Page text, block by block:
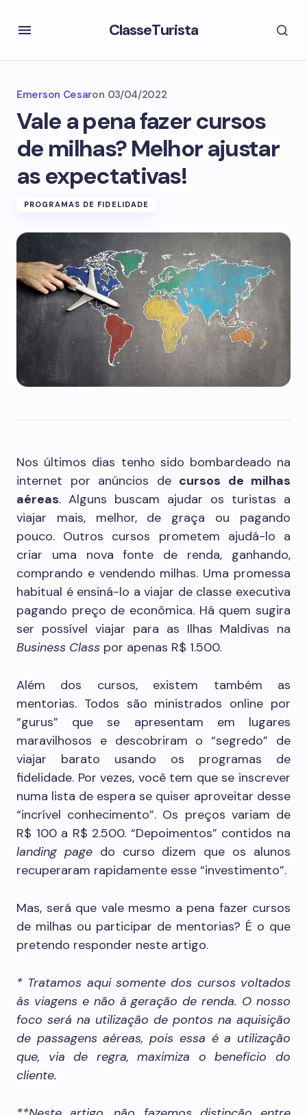
ClasseTurista
Emerson Cesaron 03/04/2022
Vale a pena fazer cursos
de milhas? Melhor ajustar
as expectativas!
PROGRAMAS DE FIDELIDADE
Nos últimos dias tenho sido bombardeado na
internet por anúncios de cursos de milhas
aéreas. Alguns buscam ajudar os turistas a
viajar mais, melhor, de graça ou pagando
pouco. Outros cursos prometem ajudá-lo a
criar uma nova fonte de renda, ganhando,
comprando e vendendo milhas. Uma promessa
habitual é ensiná-lo a viajar de classe executiva
pagando preço de econômica. Há quem sugira
ser possível viajar para as Ilhas Maldivas na
Business Class por apenas R$ 1.500.
Além dos cursos, existem também as
mentorias. Todos são ministrados online por
“gurus” que se apresentam em lugares
maravilhosos e descobriram o “segredo” de
viajar barato usando os programas de
fidelidade. Por vezes, você tem que se inscrever
numa lista de espera se quiser aproveitar desse
“incrível conhecimento”. Os preços variam de
R$ 100 a R$ 2.500. “Depoimentos” contidos na
landing pagedo curso dizem que os alunos
recuperaram rapidamente esse “investimento”.
Mas, será que vale mesmo a pena fazer cursos
de milhas ou participar de mentorias? É o que
pretendo responder neste artigo.
* Tratamos aqui somente dos cursos voltados
às viagens e não à geração de renda. O nosso
foco será na utilização de pontos na aquisição
de passagens aéreas, pois essa é a utilização
que, via de regra, maximiza o benefício do
cliente.